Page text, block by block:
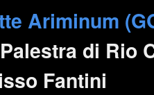
Ariminum
Palestra di Rio
Fantini